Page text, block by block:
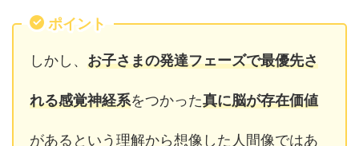
ポイント
しかし、 お子さまの発達フェーズで最優先さ
れる感覚神経系をつかった真に脳が存在価値
があるという理解から想像した人間像ではあ